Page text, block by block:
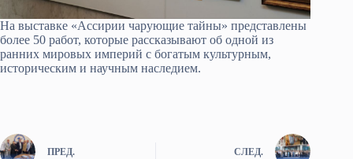
На выставке «Ассирии чарующие тайны» представлены
более 50 работ, которые рассказывают об одной из
ранних мировых империй с богатым культурным,
историческим и научным наследием.
ПРЕД. СЛЕД.